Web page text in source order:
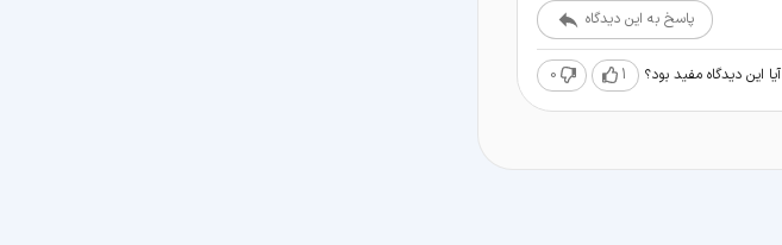
پاسخ به این دیدگاه
آیا این دیدگاه مفید بود؟ 1
0